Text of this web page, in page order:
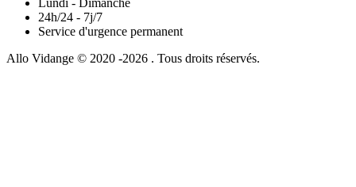
24h/24 - 7j/7
Service d'urgence permanent
Allo Vidange © 2020 -2026 . Tous droits réservés.